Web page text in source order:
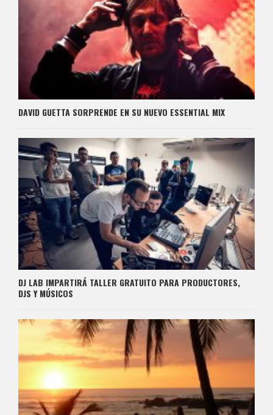
DAVID GUETTA SORPRENDE EN SU NUEVO ESSENTIAL MIX
DJ LAB IMPARTIRÁ TALLER GRATUITO PARA PRODUCTORES,
DJS Y MÚSICOS